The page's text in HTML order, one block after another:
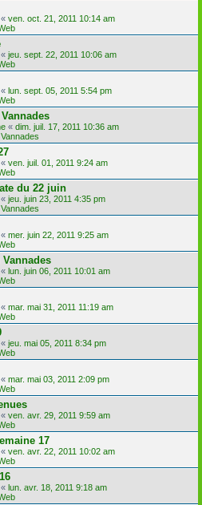
« ven. oct. 21, 2011 10:14 am
« jeu. sept. 22, 2011 10:06 am
« lun. sept. 05, 2011 5:54 pm
« dim. juil. 17, 2011 10:36 am
« ven. juil. 01, 2011 9:24 am
du 22 juin
« jeu. juin 23, 2011 4:35 pm
« mer. juin 22, 2011 9:25 am
« lun. juin 06, 2011 10:01 am
« mar. mai 31, 2011 11:19 am
« jeu. mai 05, 2011 8:34 pm
« mar. mai 03, 2011 2:09 pm
« ven. avr. 29, 2011 9:59 am
17
« ven. avr. 22, 2011 10:02 am
« lun. avr. 18, 2011 9:18 am